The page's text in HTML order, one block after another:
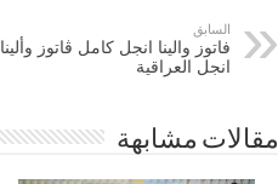
السابق
فاتوز والينا انجل كامل ڤاتوز وألينا
انجل العراقية
مقالات مشابهة